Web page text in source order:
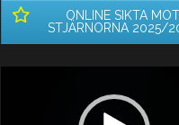
ONLINE SIKTA MOT
STJÄRNORNA 2025/